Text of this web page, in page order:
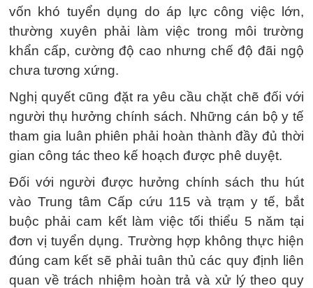
vốn khó tuyển dụng do áp lực công việc lớn,
thường xuyên phải làm việc trong môi trường
khẩn cấp, cường độ cao nhưng chế độ đãi ngộ
chưa tương xứng.
Nghị quyết cũng đặt ra yêu cầu chặt chẽ đối với
người thụ hưởng chính sách. Những cán bộ y tế
tham gia luân phiên phải hoàn thành đầy đủ thời
gian công tác theo kế hoạch được phê duyệt.
Đối với người được hưởng chính sách thu hút
vào Trung tâm Cấp cứu 115 và trạm y tế, bắt
buộc phải cam kết làm việc tối thiểu 5 năm tại
đơn vị tuyển dụng. Trường hợp không thực hiện
đúng cam kết sẽ phải tuân thủ các quy định liên
quan về trách nhiệm hoàn trả và xử lý theo quy